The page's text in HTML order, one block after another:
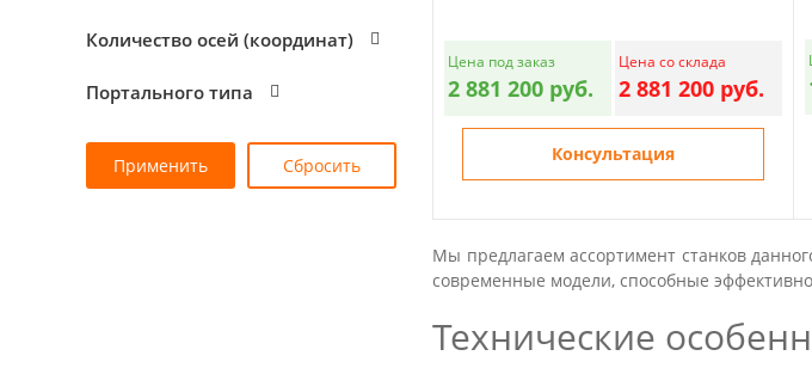
Количество осей (координат)
Портального типа
Цена под заказ
2 881 200 руб.
Цена со склада
2 881 200 руб.
Консультация
Мы предлагаем ассортимент станков
современные модели, способные
Технические